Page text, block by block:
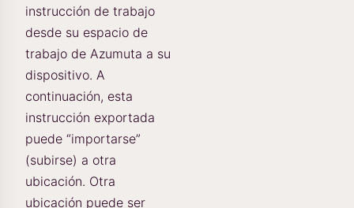
instrucción de trabajo
desde su espacio de
trabajo de Azumuta a su
dispositivo. A
continuación, esta
instrucción exportada
puede “importarse”
(subirse) a otra
ubicación. Otra
ubicación puede ser